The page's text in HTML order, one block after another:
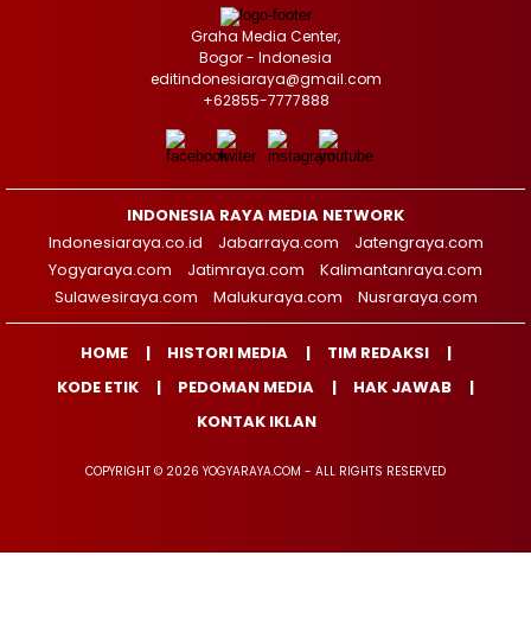
Graha Media Center,
Bogor - Indonesia
editindonesiaraya@gmail.com
+62855-7777888
INDONESIA RAYA MEDIA NETWORK
Indonesiaraya.co.id
Jabarraya.com
Jatengraya.com
Yogyaraya.com
Jatimraya.com
Kalimantanraya.com
Sulawesiraya.com
Malukuraya.com Nusraraya.com
HOME HISTORI MEDIA
TIM REDAKSI
KODE ETIK
PEDOMAN MEDIA
HAK JAWAB
KONTAK IKLAN
COPYRIGHT © 2026 YOGYARAYA.COM - ALL RIGHTS RESERVED